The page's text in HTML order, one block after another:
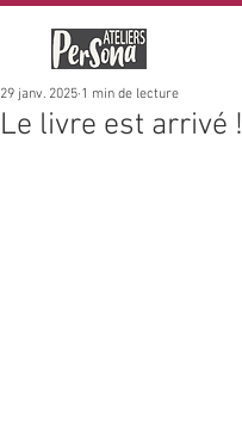
Le livre est arrivé !
29 janv. 2025 1 min de lecture